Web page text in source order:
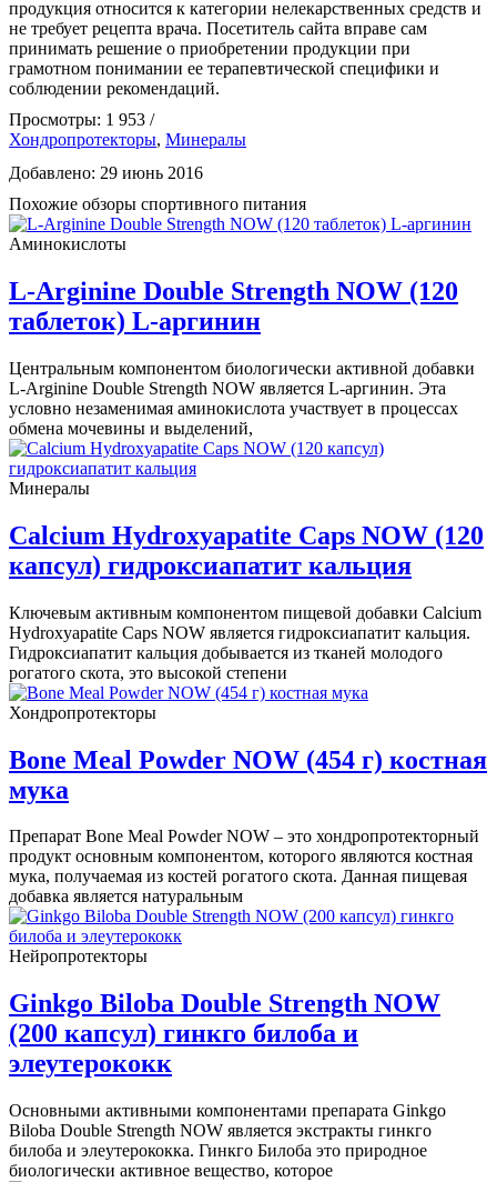
продукция относится к категории нелекарственных средств и
не требует рецепта врача. Посетитель сайта вправе сам
принимать решение о приобретении продукции при
грамотном понимании ее терапевтической специфики и
соблюдении рекомендаций.
Просмотры: 1 953 /
Хондропротекторы, Минералы
Добавлено: 29 июнь 2016
Похожие обзоры спортивного питания
Аминокислоты
L-Arginine Double Strength NOW (120
таблеток) L-аргинин
Центральным компонентом биологически активной добавки
L-Arginine Double Strength NOW является L-аргинин. Эта
условно незаменимая аминокислота участвует в процессах
обмена мочевины и выделений,
Минералы
Calcium Hydroxyapatite Caps NOW (120
капсул) гидроксиапатит кальция
Ключевым активным компонентом пищевой добавки Calcium
Hydroxyapatite Caps NOW является гидроксиапатит кальция.
Гидроксиапатит кальция добывается из тканей молодого
рогатого скота, это высокой степени
Хондропротекторы
Bone Meal Powder NOW (454 г) костная
мука
Препарат Bone Meal Powder NOW – это хондропротекторный
продукт основным компонентом, которого являются костная
мука, получаемая из костей рогатого скота. Данная пищевая
добавка является натуральным
Нейропротекторы
Ginkgo Biloba Double Strength NOW
(200 капсул) гинкго билоба и
элеутерококк
Основными активными компонентами препарата Ginkgo
Biloba Double Strength NOW является экстракты гинкго
билоба и элеутерококка. Гинкго Билоба это природное
биологически активное вещество, которое